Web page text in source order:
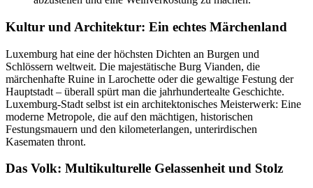
Kultur und Architektur: Ein echtes Märchenland
Luxemburg hat eine der höchsten Dichten an Burgen und
Schlössern weltweit. Die majestätische Burg Vianden, die
märchenhafte Ruine in Larochette oder die gewaltige Festung der
Hauptstadt – überall spürt man die jahrhundertealte Geschichte.
Luxemburg-Stadt selbst ist ein architektonisches Meisterwerk: Eine
moderne Metropole, die auf den mächtigen, historischen
Festungsmauern und den kilometerlangen, unterirdischen
Kasematen thront.
Das Volk: Multikulturelle Gelassenheit und Stolz